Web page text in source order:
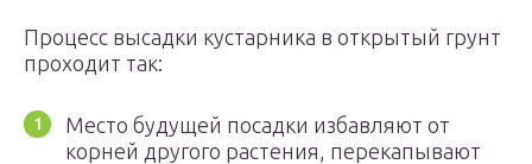
Процесс высадки кустарника в открытый грунт
проходит так:
Место будущей посадки избавляют от
корней другого растения, перекапывают